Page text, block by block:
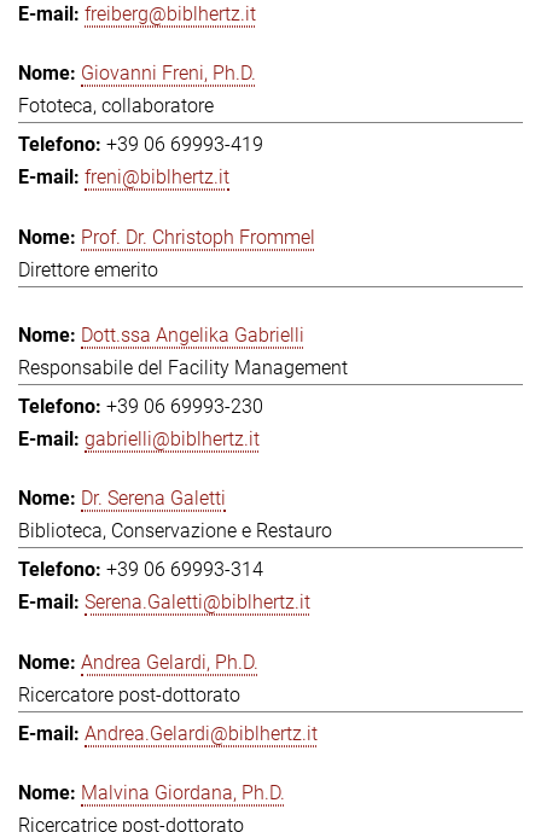
freiberg@biblhertz.it
Giovanni Freni, Ph.D.
Fototeca, collaboratore
+39 06 69993-419
freni@biblhertz.it
Prof. Dr. Christoph Frommel
Direttore emerito
Dott.ssa Angelika Gabrielli
Responsabile del Facility Management
+39 06 69993-230
gabrielli@biblhertz.it
Dr. Serena Galetti
Biblioteca, Conservazione e Restauro
+39 06 69993-314
Serena.Galetti@biblhertz.it
Andrea Gelardi, Ph.D.
Ricercatore post-dottorato
Andrea.Gelardi@biblhertz.it
Malvina Giordana, Ph.D.
Ricercatrice post-dottorato